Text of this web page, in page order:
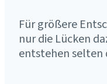
Für größere
nur die Lücken
entstehen selten